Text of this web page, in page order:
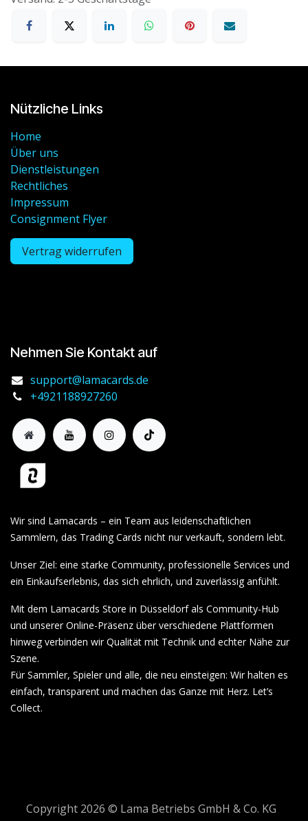
Nützliche Links
Home
Über uns
Dienstleistungen
Rechtliches
Impressum
Consignment Flyer
Vertrag widerrufen
Nehmen Sie Kontakt auf
support@lamacards.de
+4921188927260
Wir sind Lamacards – ein Team aus leidenschaftlichen
Sammlern, das Trading Cards nicht nur verkauft, sondern lebt.
Unser Ziel: eine starke Community, professionelle Services und
ein Einkaufserlebnis, das sich ehrlich, und zuverlässig anfühlt.
Mit dem Lamacards Store in Düsseldorf als Community-Hub
und unserer Online-Präsenz über verschiedene Plattformen
hinweg verbinden wir Qualität mit Technik und echter Nähe zur
Szene.
Für Sammler, Spieler und alle, die neu einsteigen: Wir halten es
einfach, transparent und machen das Ganze mit Herz. Let’s
Collect.
Copyright 2026 © Lama Betriebs GmbH & Co. KG